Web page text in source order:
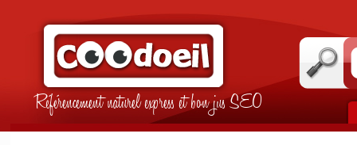
Référencement naturel express et bon jus SEO